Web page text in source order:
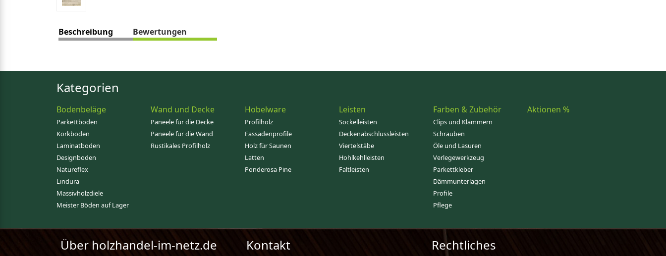
Beschreibung Bewertungen
Kategorien
Bodenbeläge
Parkettboden
Korkboden
Laminatboden
Designboden
Natureflex
Lindura
Massivholzdiele
Meister Böden auf Lager
Wand und Decke
Paneele für die Decke
Paneele für die Wand
Rustikales Profilholz
Hobelware
Profilholz
Fassadenprofile
Holz für Saunen
Latten
Ponderosa Pine
Leisten
Sockelleisten
Deckenabschlussleisten
Viertelstäbe
Hohlkehlleisten
Faltleisten
Farben & Zubehör
Clips und Klammern
Schrauben
Öle und Lasuren
Verlegewerkzeug
Parkettkleber
Dämmunterlagen
Profile
Pflege
Aktionen %
Über holzhandel-im-netz.de Kontakt Rechtliches